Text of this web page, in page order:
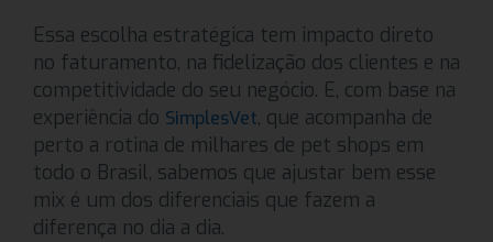
Essa escolha estratégica tem impacto direto
no faturamento, na fidelização dos clientes e na
competitividade do seu negócio. E, com base na
experiência do SimplesVet, que acompanha de
perto a rotina de milhares de pet shops em
todo o Brasil, sabemos que ajustar bem esse
mix é um dos diferenciais que fazem a
diferença no dia a dia.